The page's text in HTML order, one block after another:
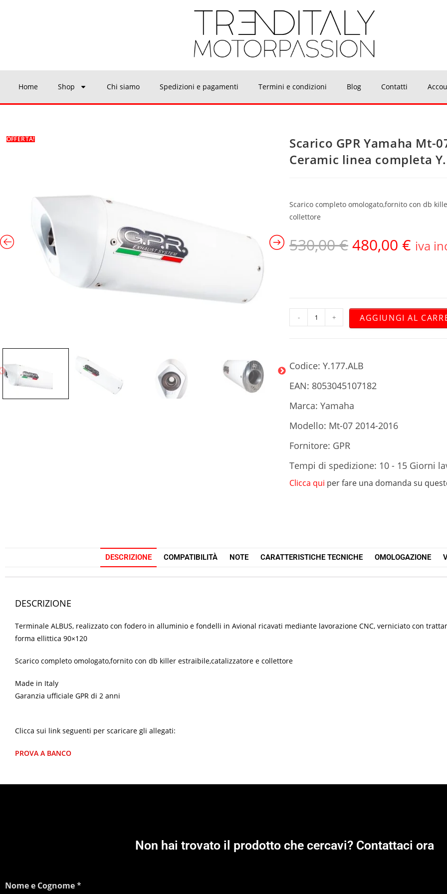
Home Shop Chi siamo Spedizioni e pagamenti Termini e condizioni Blog Contatti
OFFERTA!
Scarico GPR Yamaha Mt-
Ceramic linea completa
Scarico completo omologato,fornito con db
collettore
530,00€480,00 € iva
- + AGGIUNGI AL
Codice: Y.177.ALB
EAN: 8053045107182
Marca: Yamaha
Modello: Mt-07 2014-2016
Fornitore: GPR
Tempi di spedizione: 10 - 15 Giorni
Clicca qui per fare una domanda su
DESCRIZIONE COMPATIBILITÀ NOTE CARATTERISTICHE TECNICHE OMOLOGAZIONE
DESCRIZIONE
Terminale ALBUS, realizzato con fodero in alluminio e fondelli in Avional ricavati mediante lavorazione CNC, verniciato con
forma ellittica 90×120
Scarico completo omologato,fornito con db killer estraibile,catalizzatore e collettore
Made in Italy
Garanzia ufficiale GPR di 2 anni
Clicca sui link seguenti per scaricare gli allegati:
PROVA A BANCO
Non hai trovato il prodotto che cercavi? Contattaci ora
Nome e Cognome*